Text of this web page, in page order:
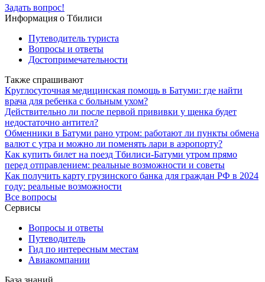
Задать вопрос!
Информация о Тбилиси
Путеводитель туриста
Вопросы и ответы
Достопримечательности
Также спрашивают
Круглосуточная медицинская помощь в Батуми: где найти
врача для ребенка с больным ухом?
Действительно ли после первой прививки у щенка будет
недостаточно антител?
Обменники в Батуми рано утром: работают ли пункты обмена
валют с утра и можно ли поменять лари в аэропорту?
Как купить билет на поезд Тбилиси-Батуми утром прямо
перед отправлением: реальные возможности и советы
Как получить карту грузинского банка для граждан РФ в 2024
году: реальные возможности
Все вопросы
Сервисы
Вопросы и ответы
Путеводитель
Гид по интересным местам
Авиакомпании
База знаний